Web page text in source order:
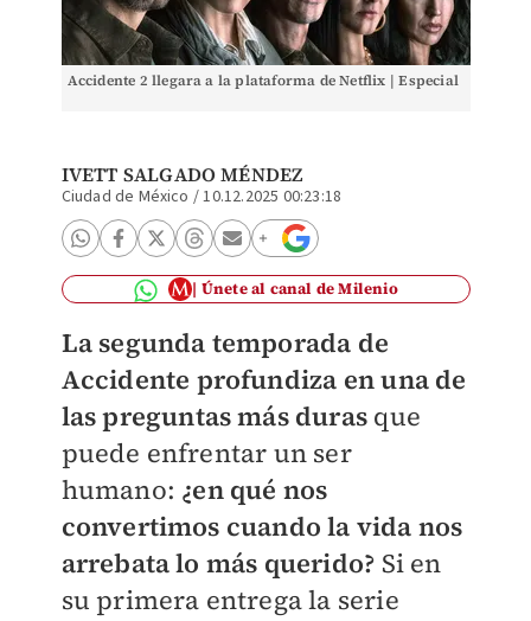
Accidente 2 llegara a la plataforma de Netflix | Especial
IVETT SALGADO MÉNDEZ
Ciudad de México /10.12.2025 00:23:18
Únete al canal de Milenio
La segunda temporada de
Accidente profundiza en una de
las preguntas más duras que
puede enfrentar un ser
humano: ¿en qué nos
convertimos cuando la vida nos
arrebata lo más querido? Si en
su primera entrega la serie